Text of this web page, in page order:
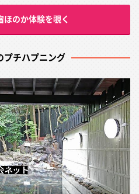
のか体験を覗く
プチハプニング